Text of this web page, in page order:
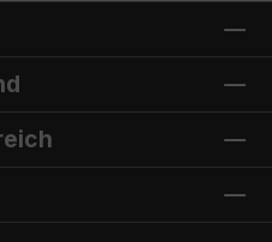
von nur ca. 15 cm
an Ihr Fahrzeugdach
und Größe wiegt es
Komfort ist
6 cm dicken
abnehmbarem Bezug
3D-Mesh-
Polyester-